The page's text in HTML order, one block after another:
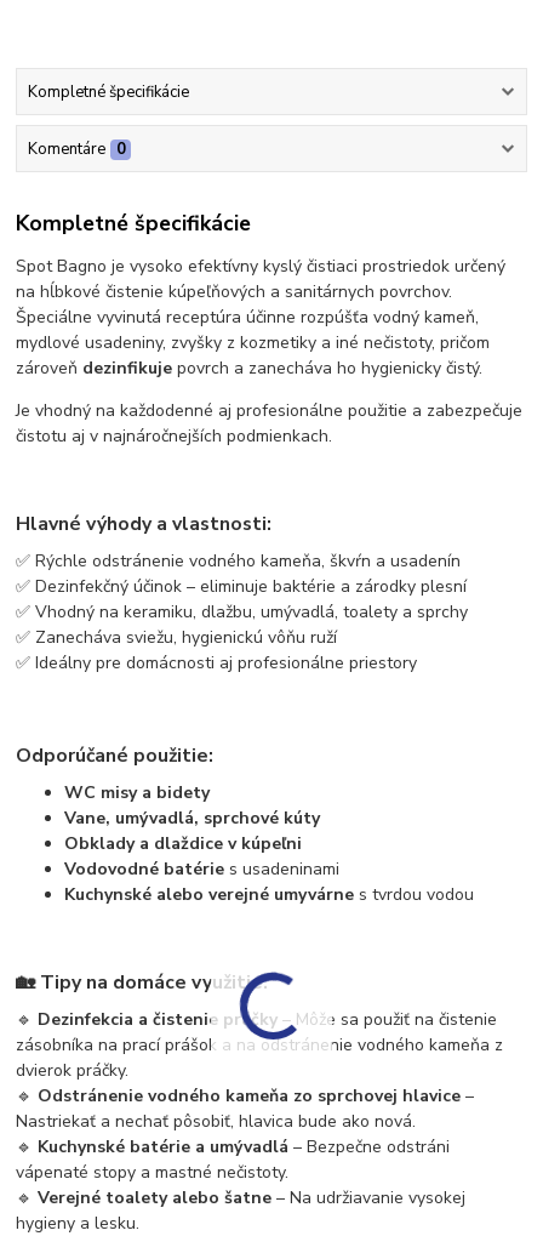
Kompletné špecifikácie
Komentáre 0
Kompletné špecifikácie
Spot Bagno je vysoko efektívny kyslý čistiaci prostriedok určený
na hĺbkové čistenie kúpeľňových a sanitárnych povrchov.
Špeciálne vyvinutá receptúra účinne rozpúšťa vodný kameň,
mydlové usadeniny, zvyšky z kozmetiky a iné nečistoty, pričom
zároveň dezinfikuje povrch a zanecháva ho hygienicky čistý.
Je vhodný na každodenné aj profesionálne použitie a zabezpečuje
čistotu aj v najnáročnejších podmienkach.
Hlavné výhody a vlastnosti:
✅ Rýchle odstránenie vodného kameňa, škvŕn a usadenín
✅ Dezinfekčný účinok – eliminuje baktérie a zárodky plesní
✅ Vhodný na keramiku, dlažbu, umývadlá, toalety a sprchy
✅ Zanecháva sviežu, hygienickú vôňu ruží
✅ Ideálny pre domácnosti aj profesionálne priestory
Odporúčané použitie:
WC misy a bidety
Vane, umývadlá, sprchové kúty
Obklady a dlaždice v kúpeľni
Vodovodné batérie s usadeninami
Kuchynské alebo verejné umyvárne s tvrdou vodou
🏡Tipy na domáce využitie:
🔹 Dezinfekcia a čistenie práčky – Môže sa použiť na čistenie
zásobníka na prací prášok a na odstránenie vodného kameňa z
dvierok práčky.
🔹 Odstránenie vodného kameňa zo sprchovej hlavice –
Nastriekať a nechať pôsobiť, hlavica bude ako nová.
🔹 Kuchynské batérie a umývadlá – Bezpečne odstráni
vápenaté stopy a mastné nečistoty.
🔹Verejné toalety alebo šatne – Na udržiavanie vysokej
hygieny a lesku.